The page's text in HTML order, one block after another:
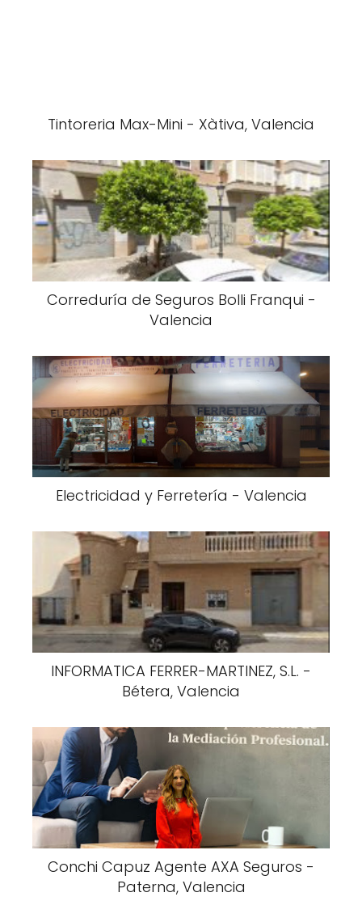
Tintoreria Max-Mini - Xàtiva, Valencia
Correduría de Seguros Bolli Franqui -
Valencia
Electricidad y Ferretería - Valencia
INFORMATICA FERRER-MARTINEZ, S.L. -
Bétera, Valencia
Conchi Capuz Agente AXA Seguros -
Paterna, Valencia